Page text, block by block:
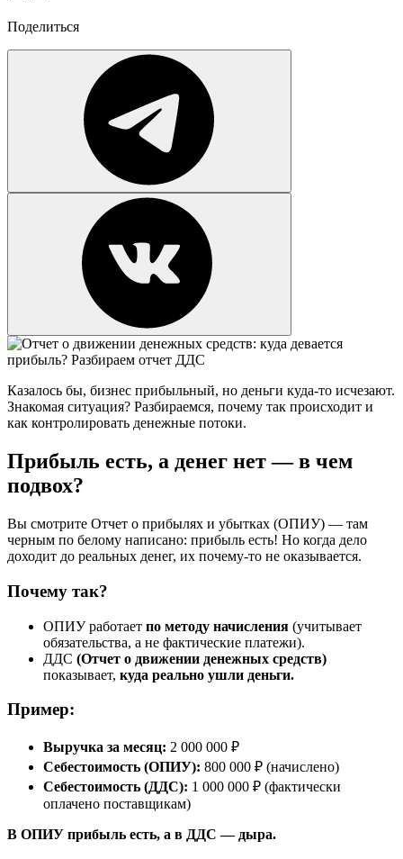
Поделиться
Казалось бы, бизнес прибыльный, но деньги куда-то исчезают.
Знакомая ситуация? Разбираемся, почему так происходит и
как контролировать денежные потоки.
Прибыль есть, а денег нет — в чем
подвох?
Вы смотрите Отчет о прибылях и убытках (ОПИУ) — там
черным по белому написано: прибыль есть! Но когда дело
доходит до реальных денег, их почему-то не оказывается.
Почему так?
ОПИУ работает по методу начисления (учитывает
обязательства, а не фактические платежи).
ДДС (Отчет о движении денежных средств)
показывает, куда реально ушли деньги.
Пример:
Выручка за месяц: 2 000 000 ₽
Себестоимость (ОПИУ): 800 000 ₽ (начислено)
Себестоимость (ДДС): 1 000 000 ₽ (фактически
оплачено поставщикам)
В ОПИУ прибыль есть, а в ДДС — дыра.